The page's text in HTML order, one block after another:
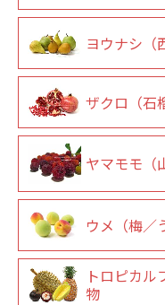
ヨウナシ（
ザクロ（石
ヤマモモ（
ウメ（梅／
トロピカル
物